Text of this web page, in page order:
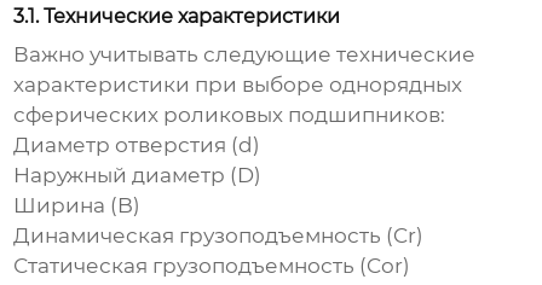
3.1. Технические характеристики
Важно учитывать следующие технические
характеристики при выборе однорядных
сферических роликовых подшипников:
Диаметр отверстия (d)
Наружный диаметр (D)
Ширина (B)
Динамическая грузоподъемность (Cr)
Статическая грузоподъемность (Cor)